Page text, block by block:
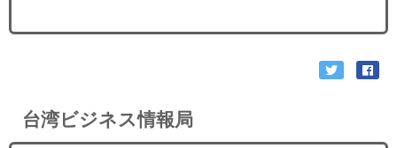
台湾ビジネス情報局